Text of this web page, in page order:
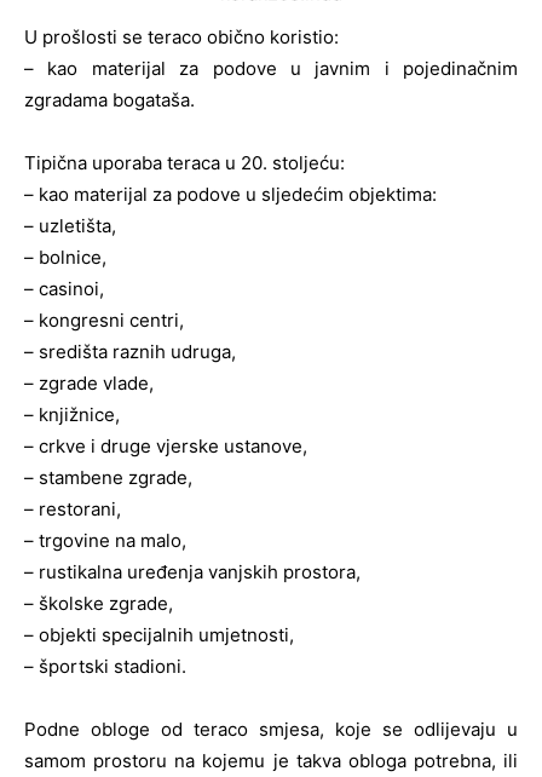
U prošlosti se teraco obično koristio:
– kao materijal za podove u javnim i pojedinačnim
zgradama bogataša.
Tipična uporaba teraca u 20. stoljeću:
– kao materijal za podove u sljedećim objektima:
– uzletišta,
– bolnice,
– casinoi,
– kongresni centri,
– središta raznih udruga,
– zgrade vlade,
– knjižnice,
– crkve i druge vjerske ustanove,
– stambene zgrade,
– restorani,
– trgovine na malo,
– rustikalna uređenja vanjskih prostora,
– školske zgrade,
– objekti specijalnih umjetnosti,
– športski stadioni.
Podne obloge od teraco smjesa, koje se odlijevaju u
samom prostoru na kojemu je takva obloga potrebna, ili